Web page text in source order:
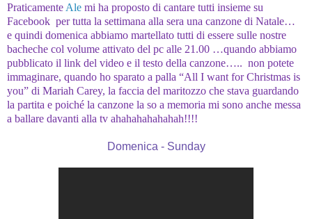
Praticamente Ale mi ha proposto di cantare tutti insieme su
Facebook per tutta la settimana alla sera una canzone di Natale…
e quindi domenica abbiamo martellato tutti di essere sulle nostre
bacheche col volume attivato del pc alle 21.00 …quando abbiamo
pubblicato il link del video e il testo della canzone….. non potete
immaginare, quando ho sparato a palla “All I want for Christmas is
you” di Mariah Carey, la faccia del maritozzo che stava guardando
la partita e poiché la canzone la so a memoria mi sono anche messa
a ballare davanti alla tv ahahahahahahah!!!!
Domenica - Sunday